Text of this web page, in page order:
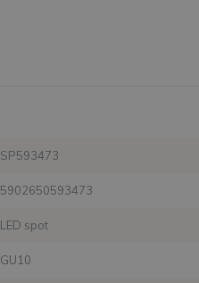
SP593473
5902650593473
LED spot
GU10